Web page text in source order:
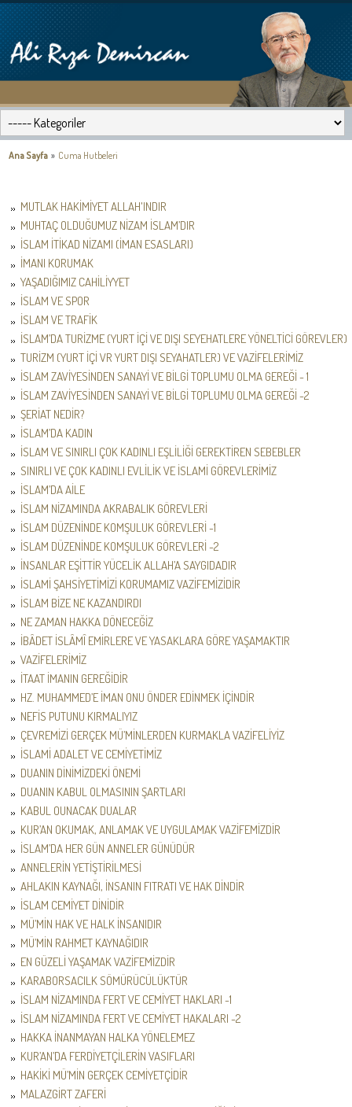
Ana Sayfa » Cuma Hutbeleri
MUTLAK HAKİMİYET ALLAH'INDIR
MUHTAÇ OLDUĞUMUZ NİZAM İSLAM’DIR
İSLAM İTİKAD NİZAMI (İMAN ESASLARI)
İMANI KORUMAK
YAŞADIĞIMIZ CAHİLİYYET
İSLAM VE SPOR
İSLAM VE TRAFİK
İSLAM’DA TURİZME (YURT İÇİ VE DIŞI SEYEHATLERE YÖNELTİCİ GÖREVLER)
TURİZM (YURT İÇİ VR YURT DIŞI SEYAHATLER) VE VAZİFELERİMİZ
İSLAM ZAVİYESİNDEN SANAYİ VE BİLGİ TOPLUMU OLMA GEREĞİ - 1
İSLAM ZAVİYESİNDEN SANAYİ VE BİLGİ TOPLUMU OLMA GEREĞİ -2
ŞERİAT NEDİR?
İSLAM’DA KADIN
İSLAM VE SINIRLI ÇOK KADINLI EŞLİLİĞİ GEREKTİREN SEBEBLER
SINIRLI VE ÇOK KADINLI EVLİLİK VE İSLAMİ GÖREVLERİMİZ
İSLAM’DA AİLE
İSLAM NİZAMINDA AKRABALIK GÖREVLERİ
İSLAM DÜZENİNDE KOMŞULUK GÖREVLERİ -1
İSLAM DÜZENİNDE KOMŞULUK GÖREVLERİ -2
İNSANLAR EŞİTTİR YÜCELİK ALLAH’A SAYGIDADIR
İSLAMİ ŞAHSİYETİMİZİ KORUMAMIZ VAZİFEMİZİDİR
İSLAM BİZE NE KAZANDIRDI
NE ZAMAN HAKKA DÖNECEĞİZ
İBÂDET İSLÂMÎ EMİRLERE VE YASAKLARA GÖRE YAŞAMAKTIR
VAZİFELERİMİZ
İTAAT İMANIN GEREĞİDİR
HZ. MUHAMMED’E İMAN ONU ÖNDER EDİNMEK İÇİNDİR
NEFİS PUTUNU KIRMALIYIZ
ÇEVREMİZİ GERÇEK MÜ’MİNLERDEN KURMAKLA VAZİFELİYİZ
İSLAMİ ADALET VE CEMİYETİMİZ
DUANIN DİNİMİZDEKİ ÖNEMİ
DUANIN KABUL OLMASININ ŞARTLARI
KABUL OUNACAK DUALAR
KUR’AN OKUMAK, ANLAMAK VE UYGULAMAK VAZİFEMİZDİR
İSLAM’DA HER GÜN ANNELER GÜNÜDÜR
ANNELERİN YETİŞTİRİLMESİ
AHLAKIN KAYNAĞI, İNSANIN FITRATI VE HAK DİNDİR
İSLAM CEMİYET DİNİDİR
MÜ’MİN HAK VE HALK İNSANIDIR
MÜ’MİN RAHMET KAYNAĞIDIR
EN GÜZELİ YAŞAMAK VAZİFEMİZDİR
KARABORSACILK SÖMÜRÜCÜLÜKTÜR
İSLAM NİZAMINDA FERT VE CEMİYET HAKLARI -1
İSLAM NİZAMINDA FERT VE CEMİYET HAKALARI -2
HAKKA İNANMAYAN HALKA YÖNELEMEZ
KUR’AN’DA FERDİYETÇİLERİN VASIFLARI
HAKİKİ MÜ’MİN GERÇEK CEMİYETÇİDİR
MALAZGİRT ZAFERİ